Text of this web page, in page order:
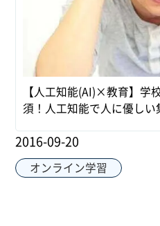
【人工知能(AI)×教育】学
須！人工知能で人に優しい
2016-09-20
オンライン学習